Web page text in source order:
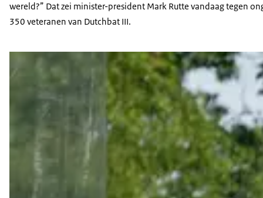
wereld?” Dat zei minister-president Mark Rutte vandaag tegen
350 veteranen van Dutchbat III.